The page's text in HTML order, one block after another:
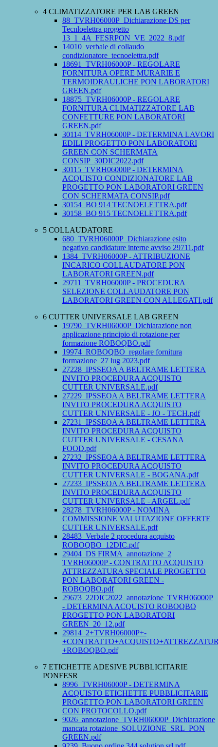
4 CLIMATIZZATORE PER LAB GREEN
88_TVRH06000P_Dichiarazione DS per
Tecnloelettra progetto
13_1_4A_FESRPON_VE_2022_8.pdf
14010_verbale di collaudo
condizionatore_tecnoelettra.pdf
18691_TVRH06000P - REGOLARE
FORNITURA OPERE MURARIE E
TERMOIDRAULICHE PON LABORATORI
GREEN.pdf
18875_TVRH06000P - REGOLARE
FORNITURA CLIMATIZZATORE LAB
CONFETTURE PON LABORATORI
GREEN.pdf
30114_TVRH06000P - DETERMINA LAVORI
EDILI PROGETTO PON LABORATORI
GREEN CON SCHERMATA
CONSIP_30DIC2022.pdf
30115_TVRH06000P - DETERMINA
ACQUISTO CONDIZIONATORE LAB
PROGETTO PON LABORATORI GREEN
CON SCHERMATA CONSIP.pdf
30154_BO 914 TECNOELETTRA.pdf
30158_BO 915 TECNOELETTRA.pdf
5 COLLAUDATORE
680_TVRH06000P_Dichiarazione esito
negativo candidature interne avviso 29711.pdf
1384_TVRH06000P - ATTRIBUZIONE
INCARICO COLLAUDATORE PON
LABORATORI GREEN.pdf
29711_TVRH06000P - PROCEDURA
SELEZIONE COLLAUDATORE PON
LABORATORI GREEN CON ALLEGATI.pdf
6 CUTTER UNIVERSALE LAB GREEN
19790_TVRH06000P_Dichiarazione non
applicazione principio di rotazione per
formazione ROBOQBO.pdf
19974_ROBOQBO_regolare fornitura
formazione_27 lug 2023.pdf
27228_IPSSEOA A BELTRAME LETTERA
INVITO PROCEDURA ACQUISTO
CUTTER UNIVERSALE.pdf
27229_IPSSEOA A BELTRAME LETTERA
INVITO PROCEDURA ACQUISTO
CUTTER UNIVERSALE - JO - TECH.pdf
27231_IPSSEOA A BELTRAME LETTERA
INVITO PROCEDURA ACQUISTO
CUTTER UNIVERSALE - CESANA
FOOD.pdf
27232_IPSSEOA A BELTRAME LETTERA
INVITO PROCEDURA ACQUISTO
CUTTER UNIVERSALE - BOGANA.pdf
27233_IPSSEOA A BELTRAME LETTERA
INVITO PROCEDURA ACQUISTO
CUTTER UNIVERSALE - ARGEL.pdf
28278_TVRH06000P - NOMINA
COMMISSIONE VALUTAZIONE OFFERTE
CUTTER UNIVERSALE.pdf
28483_Verbale 2 procedura acquisto
ROBOQBO_12DIC.pdf
29404_DS FIRMA_annotazione_2
TVRH06000P - CONTRATTO ACQUISTO
ATTREZZATURA SPECIALE PROGETTO
PON LABORATORI GREEN -
ROBOQBO.pdf
29673_22DIC2022_annotazione_TVRH06000P
- DETERMINA ACQUISTO ROBOQBO
PROGETTO PON LABORATORI
GREEN_20_12.pdf
29814_2+TVRH06000P+-
+ROBOQBO.pdf
7 ETICHETTE ADESIVE PUBBLICITARIE
PONFESR
8996_TVRH06000P - DETERMINA
ACQUISTO ETICHETTE PUBBLICITARIE
PROGETTO PON LABORATORI GREEN
CON PROTOCOLLO.pdf
9026_annotazione_TVRH06000P_Dichiarazione
mancata rotazione_SOLUZIONE_SRL_PON
GREEN.pdf